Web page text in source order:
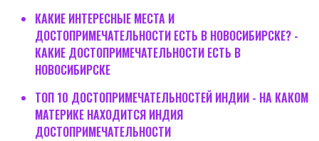
КАКИЕ ИНТЕРЕСНЫЕ МЕСТА И
ДОСТОПРИМЕЧАТЕЛЬНОСТИ ЕСТЬ В НОВОСИБИРСКЕ? -
КАКИЕ ДОСТОПРИМЕЧАТЕЛЬНОСТИ ЕСТЬ В
НОВОСИБИРСКЕ
ТОП 10 ДОСТОПРИМЕЧАТЕЛЬНОСТЕЙ ИНДИИ - НА КАКОМ
МАТЕРИКЕ НАХОДИТСЯ ИНДИЯ
ДОСТОПРИМЕЧАТЕЛЬНОСТИ